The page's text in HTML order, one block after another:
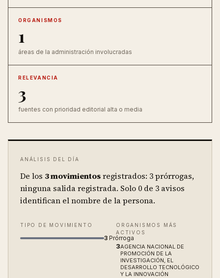
ORGANISMOS
1
áreas de la administración involucradas
RELEVANCIA
3
fuentes con prioridad editorial alta o media
ANÁLISIS DEL DÍA
De los 3movimientosregistrados: 3 prórrogas,
ninguna salida registrada. Solo 0 de 3 avisos
identifican el nombre de la persona.
TIPO DE MOVIMIENTO
3 Prórroga
ORGANISMOS MÁS
ACTIVOS
3AGENCIA NACIONAL DE
PROMOCIÓN DE LA
INVESTIGACIÓN, EL
DESARROLLO TECNOLÓGICO
Y LA INNOVACIÓN